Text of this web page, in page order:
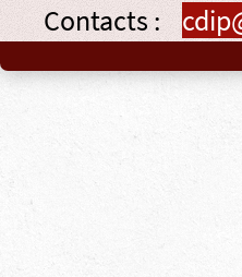
Contacts :